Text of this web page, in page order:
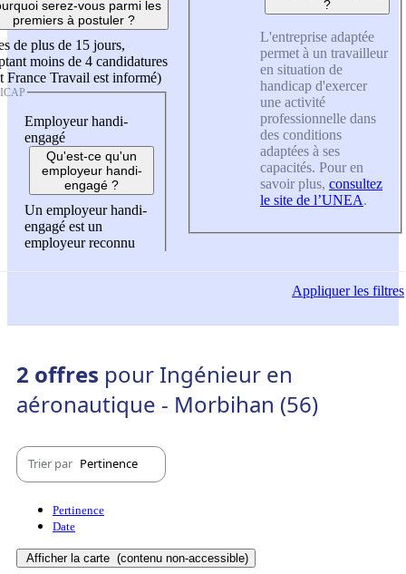
serez-vous parmi les
premiers à postuler ?
de plus de 15 jours,
moins de 4 candidatures
France Travail est informé)
Employeur handi-
engagé
Qu'est-ce qu'un
employeur handi-
engagé ?
Un employeur handi-
engagé est un
employeur reconnu
?
L'entreprise adaptée
permet à un travailleur
en situation de
handicap d'exercer
une activité
professionnelle dans
des conditions
adaptées à ses
capacités. Pour en
savoir plus, consultez
le site de l’UNEA.
Appliquerles filtres
2 offres pour Ingénieur en
aéronautique - Morbihan (56)
Trier par Pertinence
Pertinence
Date
Afficher la carte (contenu non-accessible)